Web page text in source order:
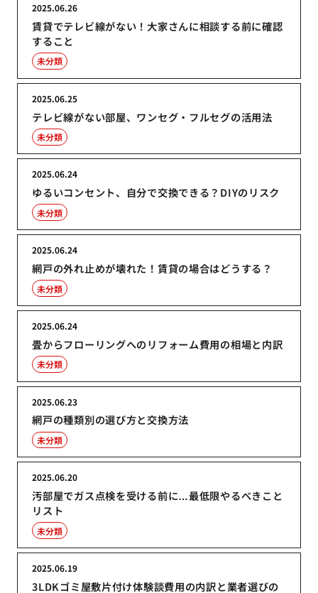
賃貸でテレビ線がない！大家さんに相談する前に確認
すること
2025.06.26
未分類
テレビ線がない部屋、ワンセグ・フルセグの活用法
2025.06.25
未分類
ゆるいコンセント、自分で交換できる？DIYのリスク
2025.06.24
未分類
網戸の外れ止めが壊れた！賃貸の場合はどうする？
2025.06.24
未分類
畳からフローリングへのリフォーム費用の相場と内訳
2025.06.24
未分類
網戸の種類別の選び方と交換方法
2025.06.23
未分類
汚部屋でガス点検を受ける前に…最低限やるべきこと
リスト
2025.06.20
未分類
3LDKゴミ屋敷片付け体験談費用の内訳と業者選びの
2025.06.19